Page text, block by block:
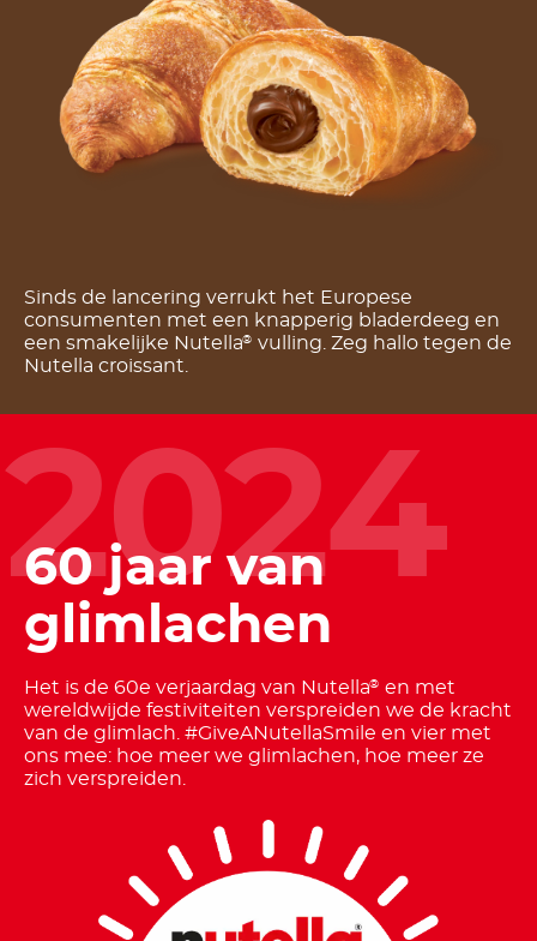
Sinds de lancering verrukt het Europese
consumenten met een knapperig bladerdeeg en
een smakelijke Nutella® vulling. Zeg hallo tegen de
Nutella croissant.
2024
60 jaar van
glimlachen
Het is de 60e verjaardag van Nutella® en met
wereldwijde festiviteiten verspreiden we de kracht
van de glimlach. #GiveANutellaSmile en vier met
ons mee: hoe meer we glimlachen, hoe meer ze
zich verspreiden.